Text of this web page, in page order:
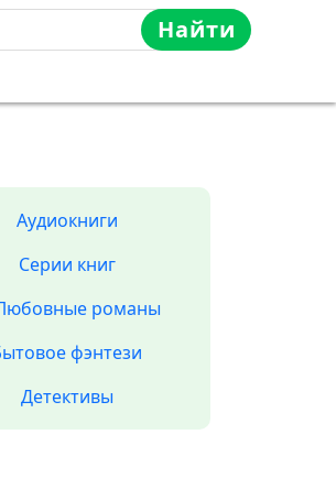
Найти
Аудиокниги
Серии книг
романы
фэнтези
Детективы